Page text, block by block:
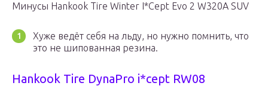
Минусы Hankook Tire Winter I*Cept Evo 2 W320A SUV
Хуже ведёт себя на льду, но нужно помнить, что
это не шипованная резина.
Hankook Tire DynaPro i*cept RW08